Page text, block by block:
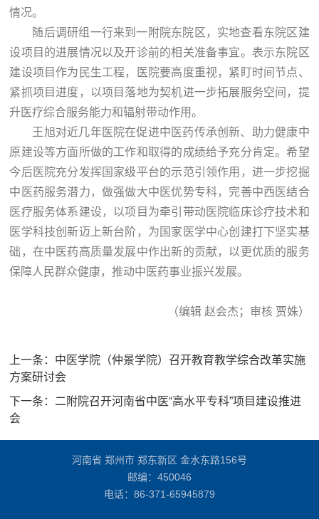
情况。
随后调研组一行来到一附院东院区，实地查看东院区建
设项目的进展情况以及开诊前的相关准备事宜。表示东院区
建设项目作为民生工程，医院要高度重视，紧盯时间节点、
紧抓项目进度，以项目落地为契机进一步拓展服务空间，提
升医疗综合服务能力和辐射带动作用。
王旭对近几年医院在促进中医药传承创新、助力健康中
原建设等方面所做的工作和取得的成绩给予充分肯定。希望
今后医院充分发挥国家级平台的示范引领作用，进一步挖掘
中医药服务潜力，做强做大中医优势专科，完善中西医结合
医疗服务体系建设，以项目为牵引带动医院临床诊疗技术和
医学科技创新迈上新台阶，为国家医学中心创建打下坚实基
础，在中医药高质量发展中作出新的贡献，以更优质的服务
保障人民群众健康，推动中医药事业振兴发展。
（编辑 赵会杰；审核 贾姝）
上一条： 中医学院（仲景学院）召开教育教学综合改革实施
方案研讨会
下一条： 二附院召开河南省中医“高水平专科”项目建设推进
会
河南省 郑州市 郑东新区 金水东路156号
邮编：450046
电话： 86-371-65945879